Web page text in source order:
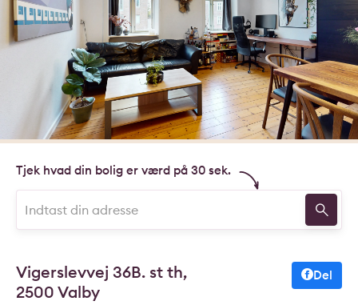
Tjek hvad din bolig er værd på 30 sek.
Vigerslevvej 36B. st th,
2500 Valby
Del